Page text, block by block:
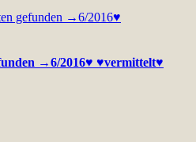
→6/2016♥ ♥vermittelt♥